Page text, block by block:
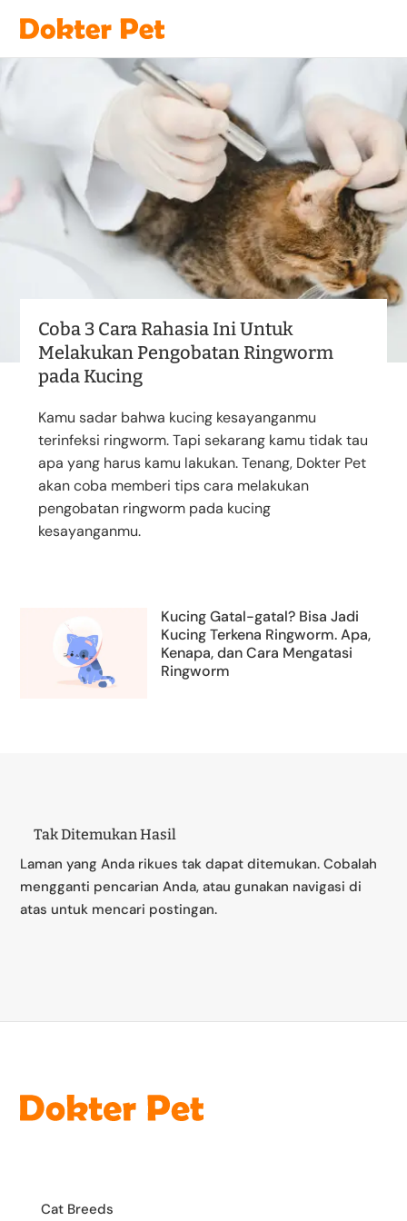
Coba 3 Cara Rahasia Ini Untuk
Melakukan Pengobatan Ringworm
pada Kucing
Kamu sadar bahwa kucing kesayanganmu
terinfeksi ringworm. Tapi sekarang kamu tidak tau
apa yang harus kamu lakukan. Tenang, Dokter Pet
akan coba memberi tips cara melakukan
pengobatan ringworm pada kucing
kesayanganmu.
Kucing Gatal-gatal? Bisa Jadi
Kucing Terkena Ringworm. Apa,
Kenapa, dan Cara Mengatasi
Ringworm
Tak Ditemukan Hasil
Laman yang Anda rikues tak dapat ditemukan. Cobalah
mengganti pencarian Anda, atau gunakan navigasi di
atas untuk mencari postingan.
Cat Breeds